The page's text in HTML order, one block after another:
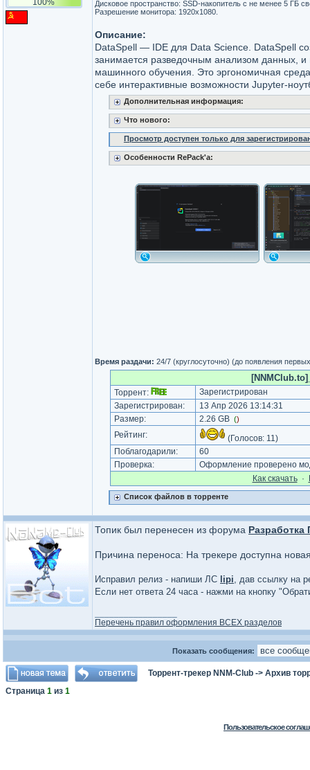
Дисковое пространство: SSD-накопитель с не менее 5 ГБ
Разрешение монитора: 1920x1080.
Описание:
DataSpell — IDE для Data Science. DataSpell
занимается разведочным анализом данных,
машинного обучения. Это эргономичная
себе интерактивные возможности Jupyter-
Дополнительная информация:
Что нового:
Просмотр доступен только для
Особенности RePack'a:
Время раздачи: 24/7 (круглосуточно) (до появления
Торрент:
Зарегистрирован
Зарегистрирован:
13 Апр 2026 13:14:31
Размер:
2.26 GB ()
Рейтинг: (Голосов: 11)
Поблагодарили:
60
Проверка:
Оформление проверено
Как cкачать·
Список файлов в торренте
Топик был перенесен из форума Разработка
Причина переноса: На трекере доступна
Исправил релиз - напиши ЛС lipi, дав ссылку на
Если нет ответа 24 часа - нажми на кнопку
Перечень правил оформления ВСЕХ разделов
Показать сообщения:
Торрент-трекер NNM-Club -> Архив
Страница 1 из 1
Пользовательское